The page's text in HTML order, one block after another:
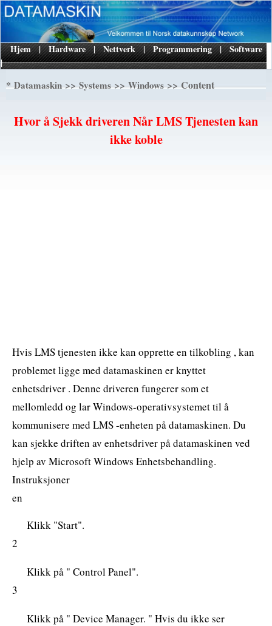
|
Hjem | Hardware | Nettverk | Programmering | Software
*Datamaskin>>Systems>>Windows>> Content
Hvor å Sjekk driveren Når LMS Tjenesten kan
ikke koble
Hvis LMS tjenesten ikke kan opprette en tilkobling , kan
problemet ligge med datamaskinen er knyttet
enhetsdriver . Denne driveren fungerer som et
mellomledd og lar Windows-operativsystemet til å
kommunisere med LMS -enheten på datamaskinen. Du
kan sjekke driften av enhetsdriver på datamaskinen ved
hjelp av Microsoft Windows Enhetsbehandling.
Instruksjoner
en
Klikk "Start".
2
Klikk på " Control Panel".
3
Klikk på " Device Manager. " Hvis du ikke ser